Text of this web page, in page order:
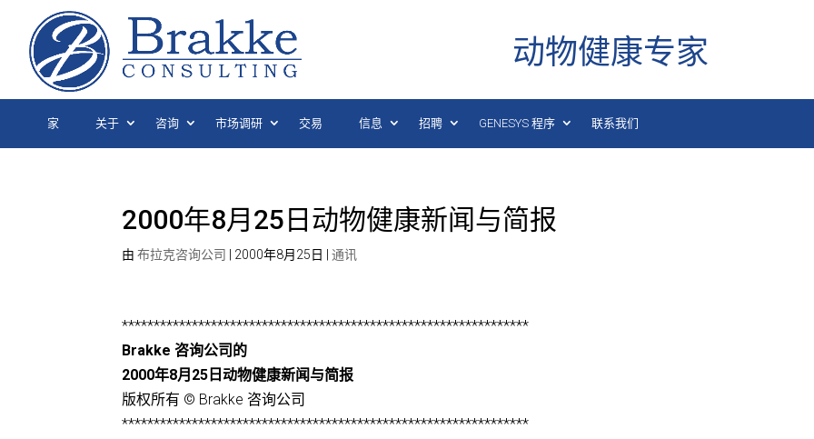
动物健康专家
家 关于 咨询 市场调研 交易 信息 招聘 GENESYS 程序 联系我们
2000年8月25日动物健康新闻与简报
由布拉克咨询公司 2000年8月25日 |通讯
****************************************************************
Brakke 咨询公司的
2000年8月25日动物健康新闻与简报
版权所有 © Brakke 咨询公司
****************************************************************